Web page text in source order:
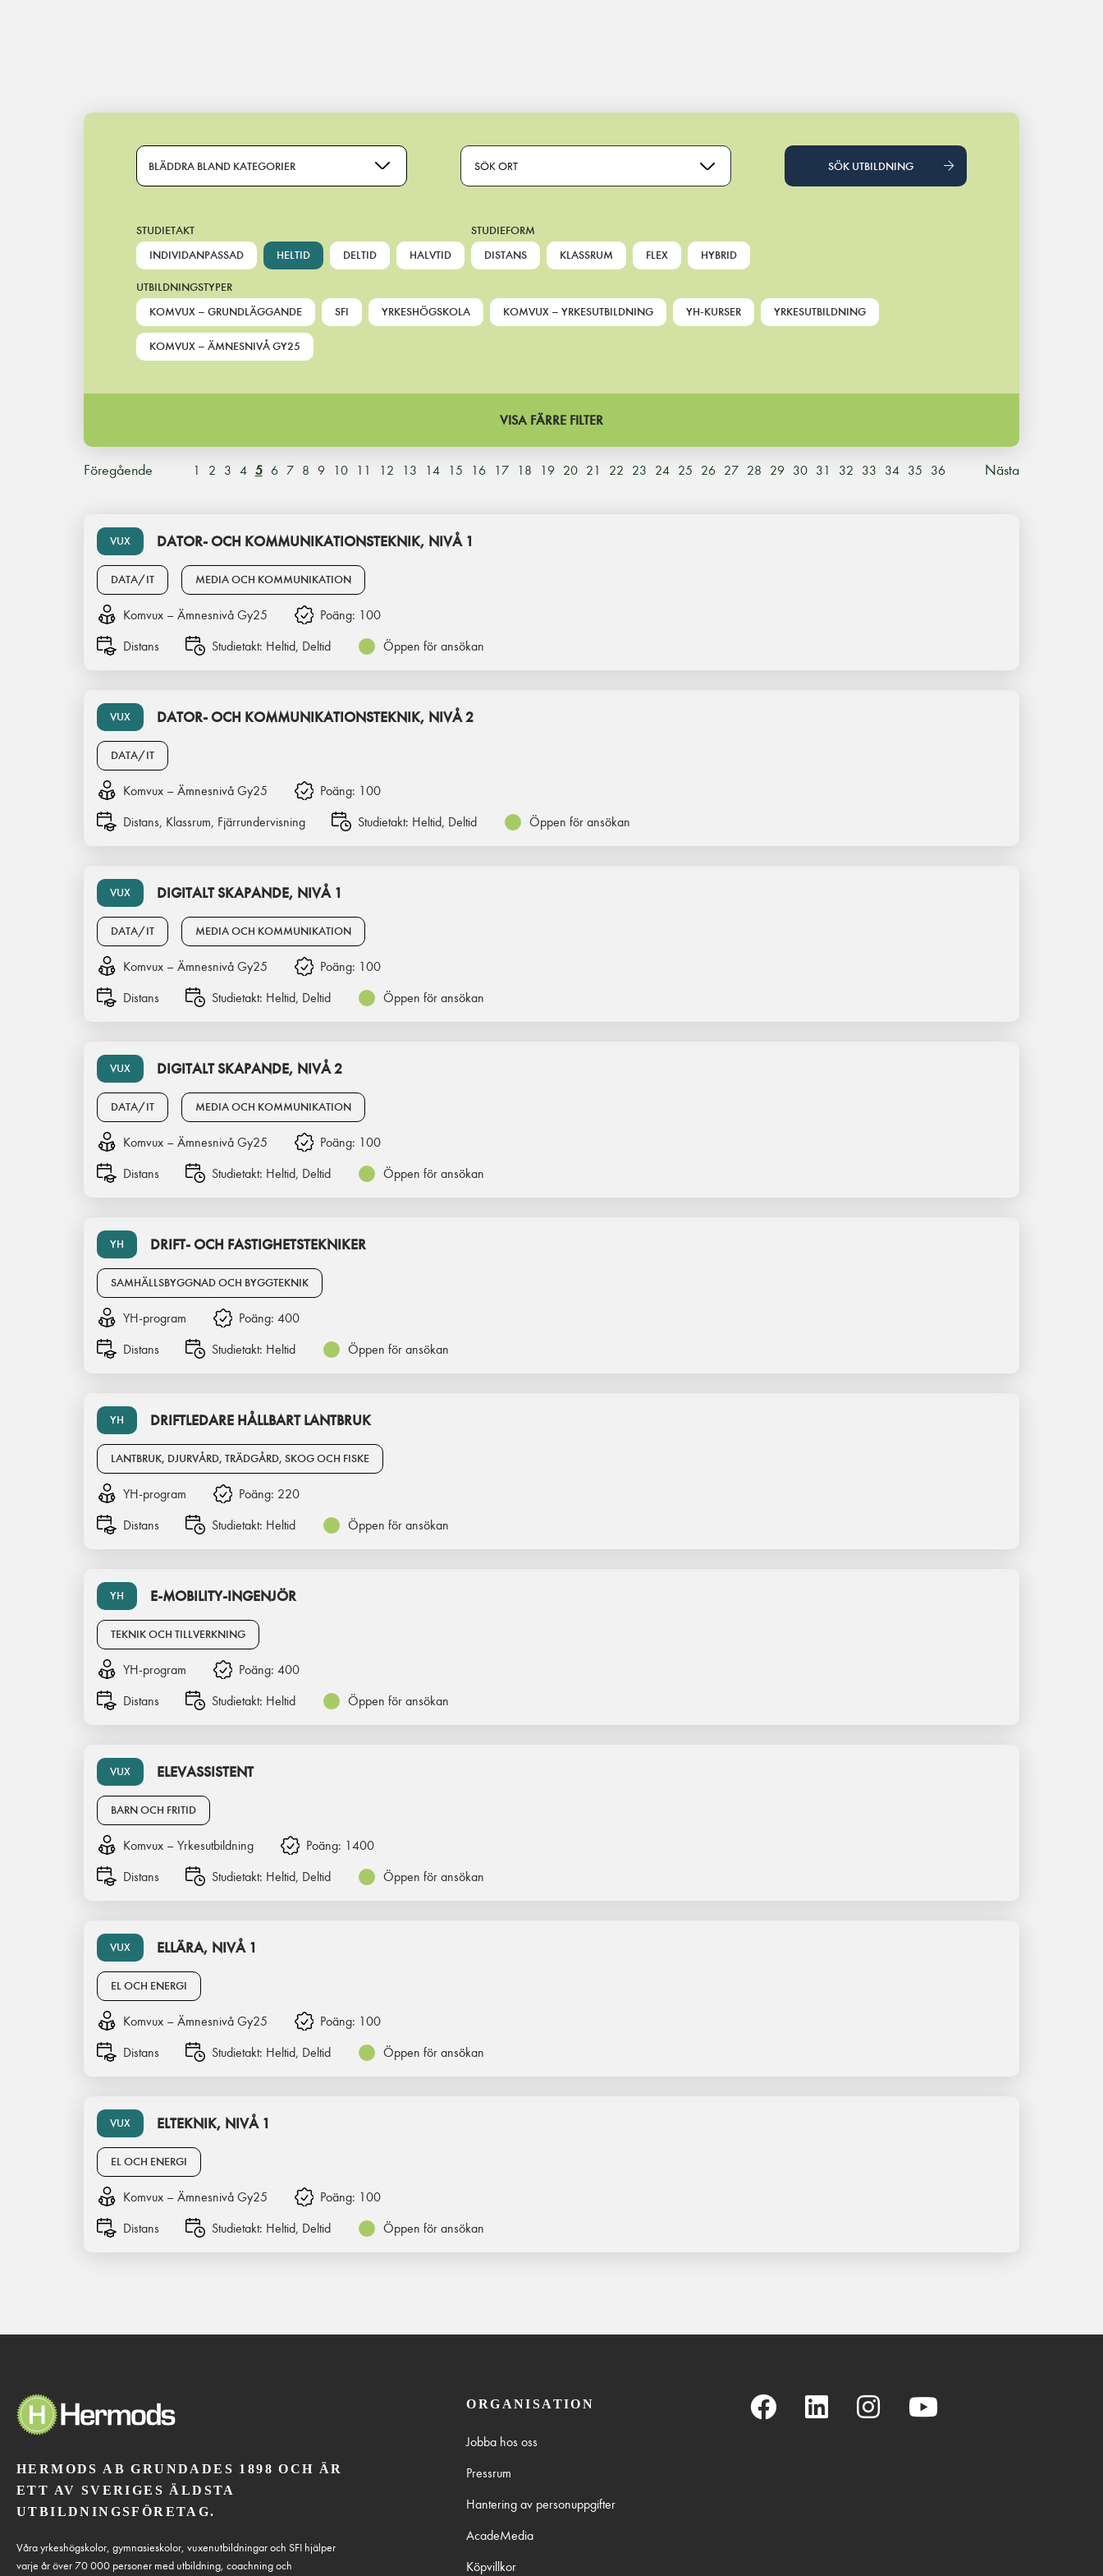
Main Navigation
BLÄDDRA BLAND KATEGORIER SÖK ORT SÖK UTBILDNING
STUDIETAKT
INDIVIDANPASSAD
HELTID DELTID HALVTID
STUDIEFORM
DISTANS
KLASSRUM FLEX HYBRID
UTBILDNINGSTYPER
KOMVUX – GRUNDLÄGGANDE
SFI YRKESHÖGSKOLA KOMVUX – YRKESUTBILDNING YH-KURSER YRKESUTBILDNING
KOMVUX – ÄMNESNIVÅ GY25
VISA FÄRRE FILTER
Föregående 1 2 3 4 5 6 7 8 9 10 11 12 13 14 15 16 17 18 19 20 21 22 23 24 25 26 27 28 29 30 31 32 33 34 35 36 Nästa
VUX DATOR- OCH KOMMUNIKATIONSTEKNIK, NIVÅ 1
DATA/IT MEDIA OCH KOMMUNIKATION
Komvux – Ämnesnivå Gy25 Poäng: 100
Distans
Studietakt: Heltid, Deltid Öppen för ansökan
VUX DATOR- OCH KOMMUNIKATIONSTEKNIK, NIVÅ 2
DATA/IT
Komvux – Ämnesnivå Gy25 Poäng: 100
Distans, Klassrum, Fjärrundervisning
Studietakt: Heltid, Deltid Öppen för ansökan
VUX DIGITALT SKAPANDE, NIVÅ 1
DATA/IT MEDIA OCH KOMMUNIKATION
Komvux – Ämnesnivå Gy25 Poäng: 100
Distans
Studietakt: Heltid, Deltid Öppen för ansökan
VUX DIGITALT SKAPANDE, NIVÅ 2
DATA/IT MEDIA OCH KOMMUNIKATION
Komvux – Ämnesnivå Gy25 Poäng: 100
Distans
Studietakt: Heltid, Deltid Öppen för ansökan
YH DRIFT- OCH FASTIGHETSTEKNIKER
SAMHÄLLSBYGGNAD OCH BYGGTEKNIK
YH-program Poäng: 400
Distans
Studietakt: Heltid Öppen för ansökan
YH DRIFTLEDARE HÅLLBART LANTBRUK
LANTBRUK, DJURVÅRD, TRÄDGÅRD, SKOG OCH FISKE
YH-program Poäng: 220
Distans
Studietakt: Heltid Öppen för ansökan
YH E-MOBILITY-INGENJÖR
TEKNIK OCH TILLVERKNING
YH-program Poäng: 400
Distans
Studietakt: Heltid Öppen för ansökan
VUX ELEVASSISTENT
BARN OCH FRITID
Komvux – Yrkesutbildning Poäng: 1400
Distans
Studietakt: Heltid, Deltid Öppen för ansökan
VUX ELLÄRA, NIVÅ 1
EL OCH ENERGI
Komvux – Ämnesnivå Gy25 Poäng: 100
Distans
Studietakt: Heltid, Deltid Öppen för ansökan
VUX ELTEKNIK, NIVÅ 1
EL OCH ENERGI
Komvux – Ämnesnivå Gy25 Poäng: 100
Distans
Studietakt: Heltid, Deltid Öppen för ansökan
HERMODS AB GRUNDADES 1898 OCH ÄR
ETT AV SVERIGES ÄLDSTA
UTBILDNINGSFÖRETAG.
Våra yrkeshögskolor, gymnasieskolor, vuxenutbildningar och SFI hjälper
varje år över 70 000 personer med utbildning, coachning och
ORGANISATION
Jobba hos oss
Pressrum
Hantering av personuppgifter
AcadeMedia
Köpvillkor